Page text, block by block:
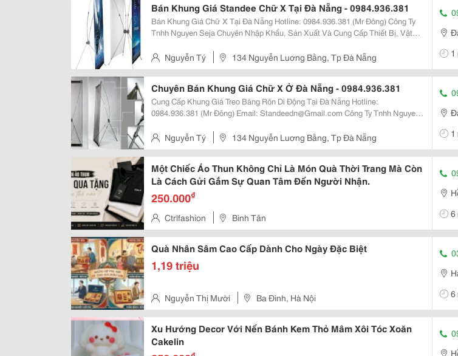
Bán Khung Giá Standee Chữ X Tại Đà Nẵng - 0984.936.381
Bán Khung Giá Chữ X Tại Đà Nẵng Hotline: 0984.936.381 (Mr Đông) Công Ty
Tnhh Nguyen Seja Chuyên Nhập Khẩu, Sản Xuất Và Cung Cấp Thiết Bị, Vật
X Banner - Standee.
Nguyễn Tý 134 Nguyễn Luơng Bằng, Tp Đà Nẵng
Chuyên Bán Khung Giá Chữ X Ở Đà Nẵng - 0984.936.381
Cung Cấp Khung Giá Treo Băng Rôn Di Động Tại Đà Nẵng Hotline:
0984.936.381 (Mr Đông) Email: Standeedn@Gmail.com Công Ty Tnhh Nguyen
Vật Phẩm, Quà Tặng Quảng Cáo Nh
Nguyễn Tý 134 Nguyễn Luơng Bằng, Tp Đà Nẵng
Một Chiếc Áo Thun Không Chỉ Là Món Quà Thời Trang Mà Còn
Là Cách Gửi Gắm Sự Quan Tâm Đến Người Nhận.
250.000₫
Ctrlfashion Bình Tân
6
Quà Nhân Sâm Cao Cấp Dành Cho Ngày Đặc Biệt
1,19 triệu
Nguyễn Thị Mười Ba Đình, Hà Nội
6
Xu Hướng Decor Với Nến Bánh Kem Thỏ Mâm Xôi Tóc Xoăn
Cakelin